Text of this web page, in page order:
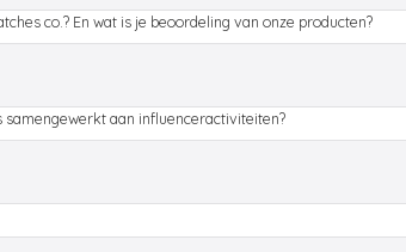
co.? En wat is je beoordeling van onze producten?
samengewerkt aan influenceractiviteiten?